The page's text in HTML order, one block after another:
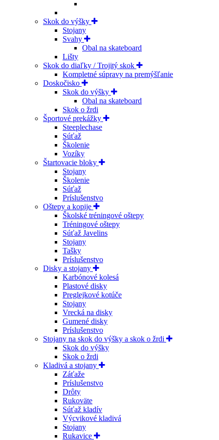
Skok do výšky
Stojany
Svahy
Obal na skateboard
Lišty
Skok do diaľky / Trojitý skok
Kompletné súpravy na premýšľanie
Doskočisko
Skok do výšky
Obal na skateboard
Skok o žrdi
Športové prekážky
Steeplechase
Súťaž
Školenie
Vozíky
Štartovacie bloky
Stojany
Školenie
Súťaž
Príslušenstvo
Oštepy a kopije
Školské tréningové oštepy
Tréningové oštepy
Súťaž Javelins
Stojany
Tašky
Príslušenstvo
Disky a stojany
Karbónové kolesá
Plastové disky
Preglejkové kotúče
Stojany
Vrecká na disky
Gumené disky
Príslušenstvo
Stojany na skok do výšky a skok o žrdi
Skok do výšky
Skok o žrdi
Kladivá a stojany
Záťaže
Príslušenstvo
Drôty
Rukoväte
Súťaž kladív
Výcvikové kladivá
Stojany
Rukavice